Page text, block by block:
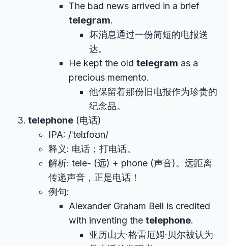
The bad news arrived in a brief
telegram.
坏消息通过一份简短的电报送
达。
He kept the old telegram as a
precious memento.
他保留着那份旧电报作为珍贵的
纪念品。
telephone (电话)
IPA: /ˈtelɪfoʊn/
释义: 电话；打电话。
解析: tele- (远) + phone (声音)。远距离
传递声音，正是电话！
例句:
Alexander Graham Bell is credited
with inventing the telephone.
亚历山大·格雷厄姆·贝尔被认为